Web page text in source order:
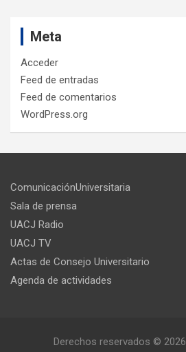
Meta
Acceder
Feed de entradas
Feed de comentarios
WordPress.org
ComunicaciónUniversitaria
Sala de prensa
UACJ Radio
UACJ TV
Actas de Consejo Universitario
Agenda de actividades
Derechos reservados © 2026